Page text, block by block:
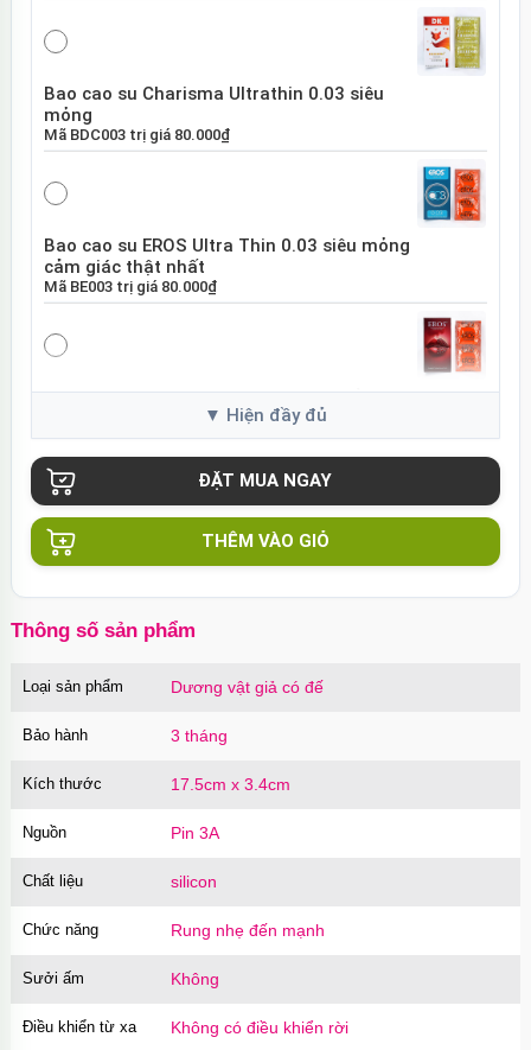
Bao cao su Charisma Ultrathin 0.03 siêu
mỏng
Mã BDC003trị giá 80.000₫
Bao cao su EROS Ultra Thin 0.03 siêu mỏng
cảm giác thật nhất
Mã BE003trị giá 80.000₫
Bao cao su EROS Super Dotted gai nổi tăng
MãBES01trị giá80.000₫
Bao cao su Sure DongKuk Ultra Thin siêu
mỏng chân thật Hàn Quốc
Bao cao su Sure Dongkuk Dotted 10 chiếc gai
MãBSD10 60.000₫
trong suốt
OPC16PR
Case trong suốt
THÊM VÀO GIỎ
Thông số sản phẩm
Loại sản phẩm Dương vật giả có đế
Bảo hành 3 tháng
Kích thước 17.5cm x 3.4cm
Nguồn Pin 3A
Chất liệu silicon
Chức năng Rung nhẹ đến mạnh
Sưởi ấm Không
Điều khiển từ xa Không có điều khiển rời